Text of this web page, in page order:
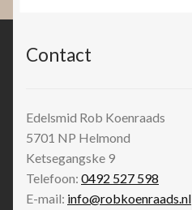
Contact
Edelsmid Rob Koenraads
5701 NP Helmond
Ketsegangske 9
Telefoon: 0492 527 598
E-mail: info@robkoenraads.nl